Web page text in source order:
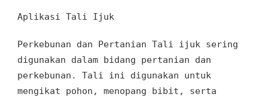
Aplikasi Tali Ijuk
Perkebunan dan Pertanian Tali ijuk sering
digunakan dalam bidang pertanian dan
perkebunan . Tali ini digunakan untuk
mengikat pohon , menopang bibit , serta